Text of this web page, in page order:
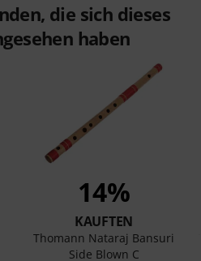
die sich dieses
haben
14%
KAUFTEN
Thomann Nataraj Bansuri
Side Blown C